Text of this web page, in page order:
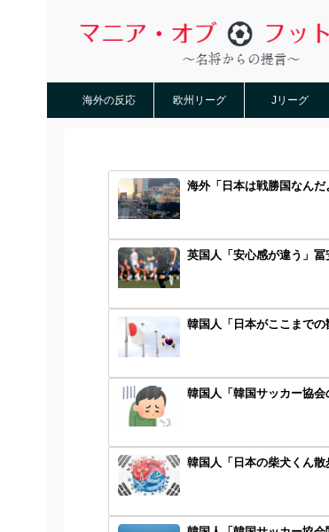
海外の反応 欧州リーグ Jリーグ
海外「日本は戦勝国なん
英国人「安心感が違う」
韓国人「日本がここまで
韓国人「韓国サッカー協
韓国人「日本の柴犬くん散